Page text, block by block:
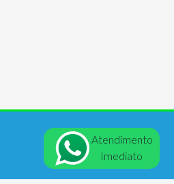
Atendimento
Imediato